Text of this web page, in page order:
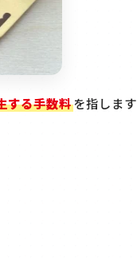
する手数料を指します